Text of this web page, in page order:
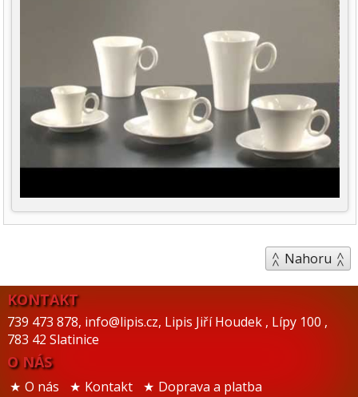
Nahoru
KONTAKT
739 473 878, info@lipis.cz, Lipis Jiří Houdek , Lípy 100 ,
783 42 Slatinice
O NÁS
O nás Kontakt Doprava a platba